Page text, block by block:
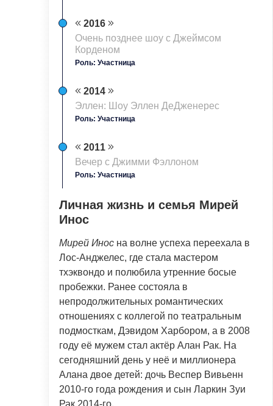
2016
Очень позднее шоу с Джеймсом
Корденом
Роль: Участница
2014
Эллен: Шоу Эллен ДеДженерес
Роль: Участница
2011
Вечер с Джимми Фэллоном
Роль: Участница
Личная жизнь и семья Мирей
Инос
Мирей Инос на волне успеха переехала в
Лос-Анджелес, где стала мастером
тхэквондо и полюбила утренние босые
пробежки. Ранее состояла в
непродолжительных романтических
отношениях с коллегой по театральным
подмосткам, Дэвидом Харбором, а в 2008
году её мужем стал актёр Алан Рак. На
сегодняшний день у неё и миллионера
Алана двое детей: дочь Веспер Вивьенн
2010-го года рождения и сын Ларкин Зуи
Рак 2014-го.